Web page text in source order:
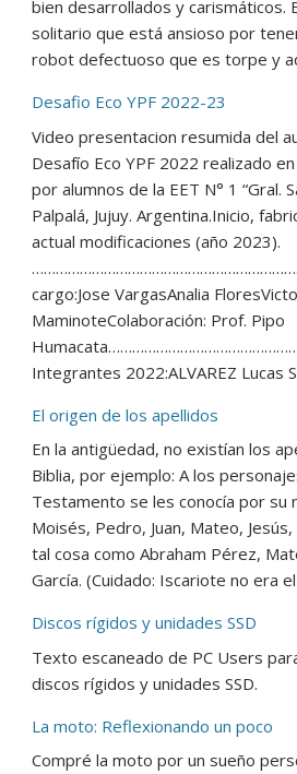
bien desarrollados y carismáticos.
solitario que está ansioso por
robot defectuoso que es torpe y
Desafio Eco YPF 2022-23
Video presentacion resumida del
Desafío Eco YPF 2022 realizado
por alumnos de la EET N° 1 “Gral.
Palpalá, Jujuy. Argentina.Inicio,
actual modificaciones (año 2023).
cargo:Jose VargasAnalia
MaminoteColaboración: Prof. Pipo
Integrantes 2022:ALVAREZ Lucas
El origen de los apellidos
En la antigüedad, no existían los
Biblia, por ejemplo: A los
Testamento se les conocía por su
Moisés, Pedro, Juan, Mateo,
tal cosa como Abraham Pérez,
García. (Cuidado: Iscariote no era
Discos rígidos y unidades SSD
Texto escaneado de PC Users
discos rígidos y unidades SSD.
La moto: Reflexionando un poco
Compré la moto por un sueño